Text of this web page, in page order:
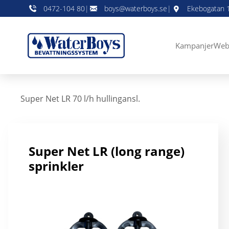
0472-104 80| boys@waterboys.se | Ekebogatan
Kampanjer
Super Net LR 70 l/h hullingansl.
Super Net LR (long range)
sprinkler